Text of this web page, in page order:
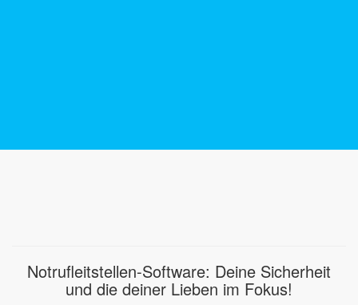
Notrufleitstellen-Software: Deine Sicherheit
und die deiner Lieben im Fokus!